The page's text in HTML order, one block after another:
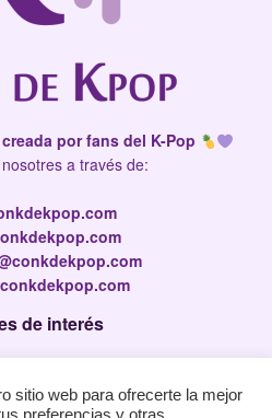
por fans del K-Pop
a través de:
de interés
de privacidad
sitio web para ofrecerte la mejor